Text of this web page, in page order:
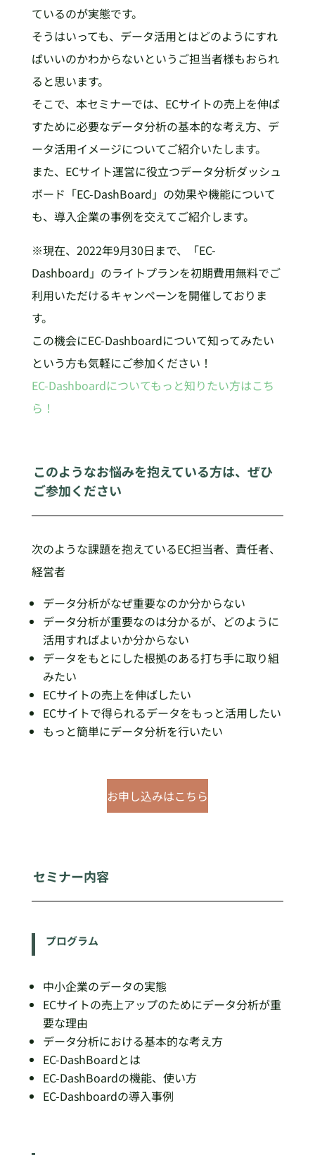
ているのが実態です。
そうはいっても、データ活用とはどのようにすれ
ばいいのかわからないというご担当者様もおられ
ると思います。
そこで、本セミナーでは、ECサイトの売上を伸ば
すために必要なデータ分析の基本的な考え方、デ
ータ活用イメージについてご紹介いたします。
また、ECサイト運営に役立つデータ分析ダッシュ
ボード「EC-DashBoard」の効果や機能について
も、導入企業の事例を交えてご紹介します。
※現在、2022年9月30日まで、「EC-
Dashboard」のライトプランを初期費用無料でご
利用いただけるキャンペーンを開催しておりま
す。
この機会にEC-Dashboardについて知ってみたい
という方も気軽にご参加ください！
EC-Dashboardについてもっと知りたい方はこち
ら！
このようなお悩みを抱えている方は、ぜひ
ご参加ください
次のような課題を抱えているEC担当者、責任者、
経営者
データ分析がなぜ重要なのか分からない
データ分析が重要なのは分かるが、どのように
活用すればよいか分からない
データをもとにした根拠のある打ち手に取り組
みたい
ECサイトの売上を伸ばしたい
ECサイトで得られるデータをもっと活用したい
もっと簡単にデータ分析を行いたい
お申し込みはこちら
セミナー内容
プログラム
中小企業のデータの実態
ECサイトの売上アップのためにデータ分析が重
要な理由
データ分析における基本的な考え方
EC-DashBoardとは
EC-DashBoardの機能、使い方
EC-Dashboardの導入事例